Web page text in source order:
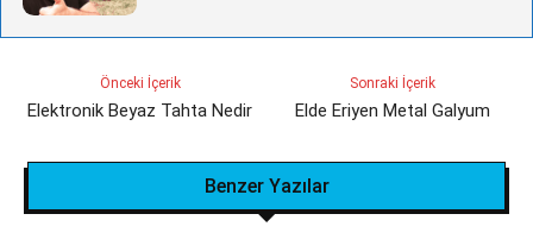
Önceki İçerik
Elektronik Beyaz Tahta Nedir
Sonraki İçerik
Elde Eriyen Metal Galyum
Benzer Yazılar